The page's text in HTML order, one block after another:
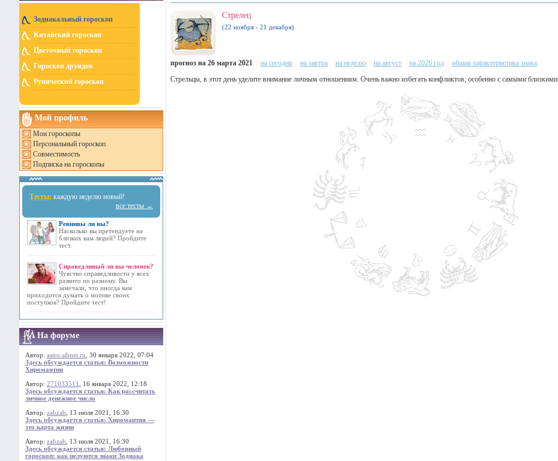
Зодиакальный гороскоп
Китайский гороскоп
Цветочный гороскоп
Гороскоп друидов
Рунический гороскоп
Мой профиль
Мои гороскопы
Персональный гороскоп
Совместимость
Подписка на гороскопы
Тесты: каждую неделю новый!
все тесты →
Ревнивы ли вы?
Насколько вы претендуете на
близких вам людей? Пройдите
тест.
Справедливый ли вы человек?
Чувство справедливости у всех
развито по разному. Вы
замечали, что иногда вам
приходится думать о мотиве своих
поступков? Пройдите тест!
На форуме
Автор: astro.sibnet.ru , 30 января 2022, 07:04
Здесь обсуждается статья: Возможности
Хиромантии
Автор: 271033511
, 16 января 2022, 12:18
Здесь обсуждается статья: Как рассчитать
личное денежное число
Автор: zabzab , 13 июля 2021, 16:30
Здесь обсуждается статья: Хиромантия —
это карта жизни
Автор: zabzab , 13 июля 2021, 16:30
Здесь обсуждается статья: Любовный
гороскоп: как целуются знаки Зодиака
Стрелец
(22 ноября - 21 декабря)
прогноз на 26 марта 2021 на сегодня на завтра на неделю на август на 2026 год
общая характеристика знака
Стрельцы, в этот день уделите внимание личным отношениям. Очень важно избегать конфликтов, особенно с самыми близкими.